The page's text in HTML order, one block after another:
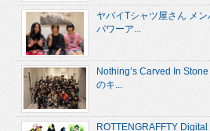
ヤバイTシャツ屋さん メ
パワーア...
Nothing’s Carved In
のキ...
ROTTENGRAFFTY